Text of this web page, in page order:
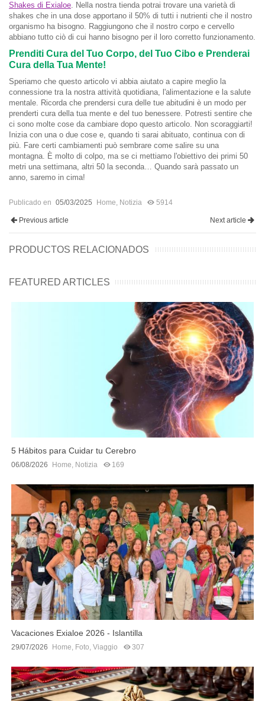
Shakes di Exialoe. Nella nostra tienda potrai trovare una varietà di
shakes che in una dose apportano il 50% di tutti i nutrienti che il nostro
organismo ha bisogno. Raggiungono che il nostro corpo e cervello
abbiano tutto ciò di cui hanno bisogno per il loro corretto funzionamento.
Prenditi Cura del Tuo Corpo, del Tuo Cibo e Prenderai
Cura della Tua Mente!
Speriamo che questo articolo vi abbia aiutato a capire meglio la
connessione tra la nostra attività quotidiana, l'alimentazione e la salute
mentale. Ricorda che prendersi cura delle tue abitudini è un modo per
prenderti cura della tua mente e del tuo benessere. Potresti sentire che
ci sono molte cose da cambiare dopo questo articolo. Non scoraggiarti!
Inizia con una o due cose e, quando ti sarai abituato, continua con di
più. Fare certi cambiamenti può sembrare come salire su una
montagna. È molto di colpo, ma se ci mettiamo l'obiettivo dei primi 50
metri una settimana, altri 50 la seconda… Quando sarà passato un
anno, saremo in cima!
Publicado en 05/03/2025 Home, Notizia 5914
Previous article Next article
PRODUCTOS RELACIONADOS
FEATURED ARTICLES
5 Hábitos para Cuidar tu Cerebro
06/08/2026 Home, Notizia 169
Vacaciones Exialoe 2026 - Islantilla
29/07/2026 Home Foto ,Viaggio 307